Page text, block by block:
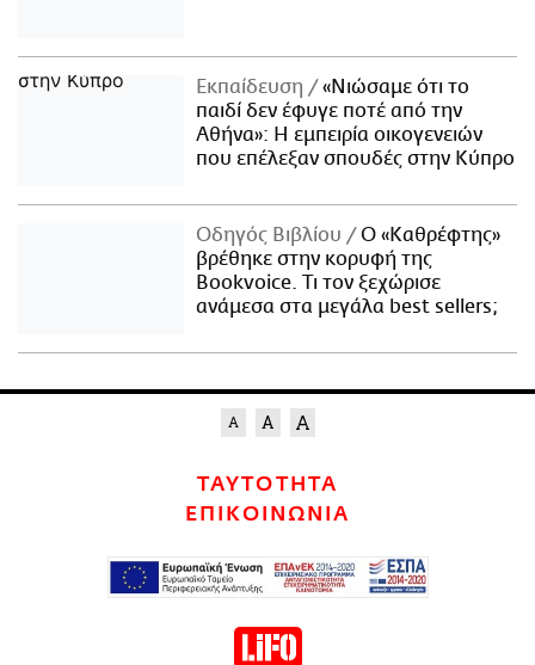
Εκπαίδευση
«Νιώσαμε ότι το
παιδί δεν έφυγε ποτέ από την
Αθήνα»: Η εμπειρία οικογενειών
που επέλεξαν σπουδές στην Κύπρο
Οδηγός Βιβλίου
Ο «Καθρέφτης»
βρέθηκε στην κορυφή της
Bookvoice. Τι τον ξεχώρισε
ανάμεσα στα μεγάλα best sellers;
ΤΑΥΤΟΤΗΤΑ
ΕΠΙΚΟΙΝΩΝΙΑ